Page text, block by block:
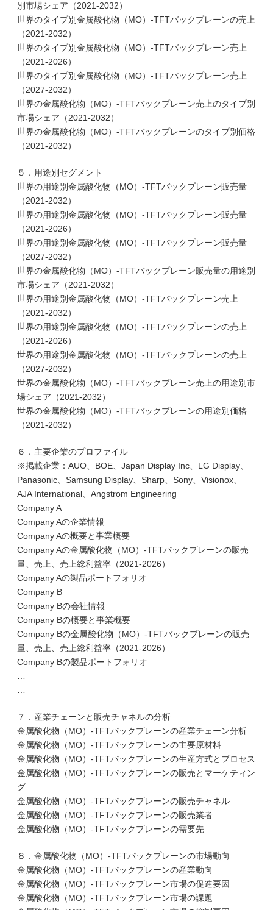
別市場シェア（2021-2032）
世界のタイプ別金属酸化物（MO）-TFTバックプレーンの売上
（2021-2032）
世界のタイプ別金属酸化物（MO）-TFTバックプレーン売上
（2021-2026）
世界のタイプ別金属酸化物（MO）-TFTバックプレーン売上
（2027-2032）
世界の金属酸化物（MO）-TFTバックプレーン売上のタイプ別
市場シェア（2021-2032）
世界の金属酸化物（MO）-TFTバックプレーンのタイプ別価格
（2021-2032）
５．用途別セグメント
世界の用途別金属酸化物（MO）-TFTバックプレーン販売量
（2021-2032）
世界の用途別金属酸化物（MO）-TFTバックプレーン販売量
（2021-2026）
世界の用途別金属酸化物（MO）-TFTバックプレーン販売量
（2027-2032）
世界の金属酸化物（MO）-TFTバックプレーン販売量の用途別
市場シェア（2021-2032）
世界の用途別金属酸化物（MO）-TFTバックプレーン売上
（2021-2032）
世界の用途別金属酸化物（MO）-TFTバックプレーンの売上
（2021-2026）
世界の用途別金属酸化物（MO）-TFTバックプレーンの売上
（2027-2032）
世界の金属酸化物（MO）-TFTバックプレーン売上の用途別市
場シェア（2021-2032）
世界の金属酸化物（MO）-TFTバックプレーンの用途別価格
（2021-2032）
６．主要企業のプロファイル
※掲載企業：AUO、BOE、Japan Display Inc、LG Display、
Panasonic、Samsung Display、Sharp、Sony、Visionox、
AJA International、Angstrom Engineering
Company A
Company Aの企業情報
Company Aの概要と事業概要
Company Aの金属酸化物（MO）-TFTバックプレーンの販売
量、売上、売上総利益率（2021-2026）
Company Aの製品ポートフォリオ
Company B
Company Bの会社情報
Company Bの概要と事業概要
Company Bの金属酸化物（MO）-TFTバックプレーンの販売
量、売上、売上総利益率（2021-2026）
Company Bの製品ポートフォリオ
７．産業チェーンと販売チャネルの分析
金属酸化物（MO）-TFTバックプレーンの産業チェーン分析
金属酸化物（MO）-TFTバックプレーンの主要原材料
金属酸化物（MO）-TFTバックプレーンの生産方式とプロセス
金属酸化物（MO）-TFTバックプレーンの販売とマーケティン
グ
金属酸化物（MO）-TFTバックプレーンの販売チャネル
金属酸化物（MO）-TFTバックプレーンの販売業者
金属酸化物（MO）-TFTバックプレーンの需要先
８．金属酸化物（MO）-TFTバックプレーンの市場動向
金属酸化物（MO）-TFTバックプレーンの産業動向
金属酸化物（MO）-TFTバックプレーン市場の促進要因
金属酸化物（MO）-TFTバックプレーン市場の課題